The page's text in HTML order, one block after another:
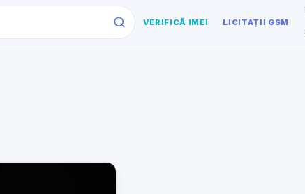
VERIFICĂ IMEI LICITAȚII GSM